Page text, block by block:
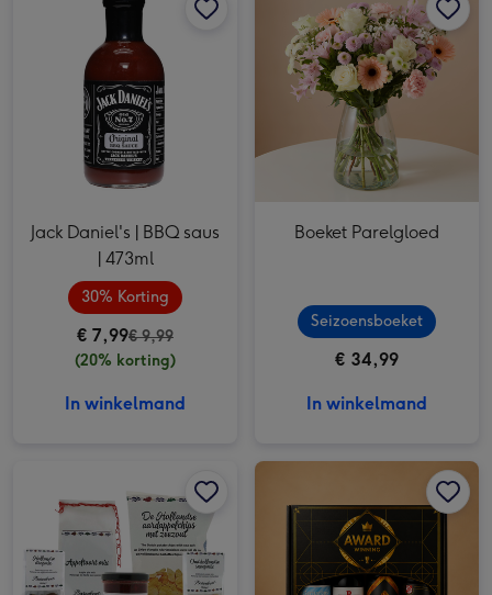
Jack Daniel's | BBQ saus
| 473ml
30% Korting
€ 7,99€ 9,99
(20% korting)
In winkelmand
Boeket Parelgloed
Seizoensboeket
€ 34,99
In winkelmand
Boerenbont | cadeaupakket | Hollands afbeelding 2